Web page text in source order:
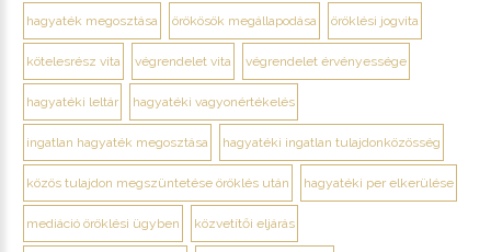
hagyaték megosztása örökösök megállapodása öröklési jogvita
kötelesrész vita végrendelet vita végrendelet érvényessége
hagyatéki leltár hagyatéki vagyonértékelés
ingatlan hagyaték megosztása hagyatéki ingatlan tulajdonközösség
közös tulajdon megszüntetése öröklés után hagyatéki per elkerülése
mediáció öröklési ügyben közvetítői eljárás